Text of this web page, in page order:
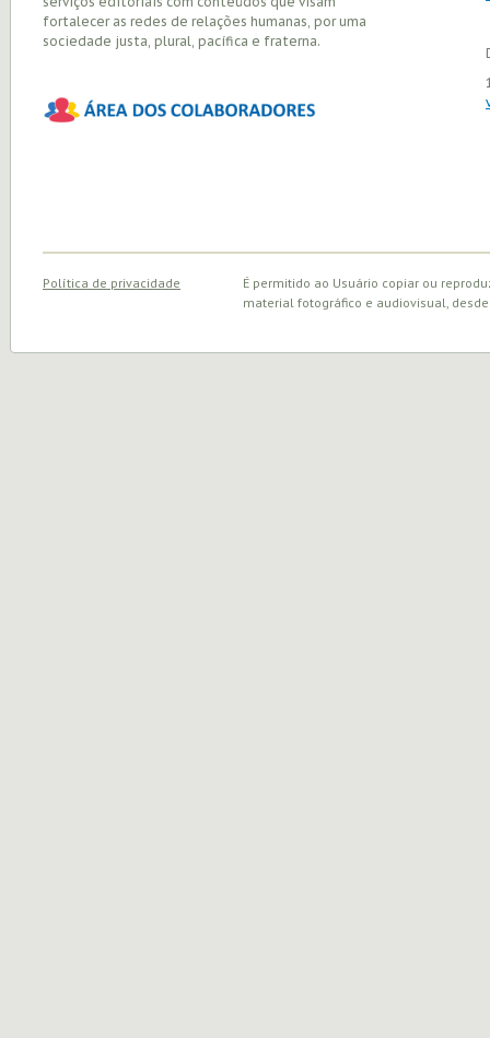
fortalecer as redes de relações humanas, por uma
sociedade justa, plural, pacífica e fraterna.
Política de privacidade
É permitido ao Usuário copiar ou
material fotográfico e audiovisual,